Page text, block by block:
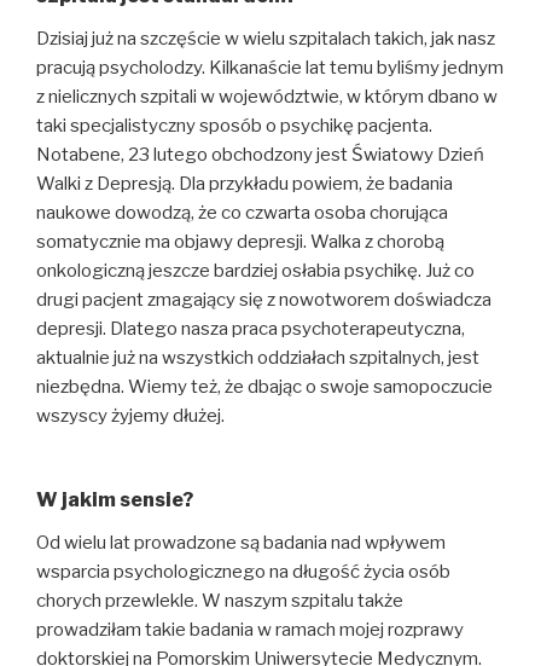
Dzisiaj już na szczęście w wielu szpitalach takich, jak nasz
pracują psycholodzy. Kilkanaście lat temu byliśmy jednym
z nielicznych szpitali w województwie, w którym dbano w
taki specjalistyczny sposób o psychikę pacjenta.
Notabene, 23 lutego obchodzony jest Światowy Dzień
Walki z Depresją. Dla przykładu powiem, że badania
naukowe dowodzą, że co czwarta osoba chorująca
somatycznie ma objawy depresji. Walka z chorobą
onkologiczną jeszcze bardziej osłabia psychikę. Już co
drugi pacjent zmagający się z nowotworem doświadcza
depresji. Dlatego nasza praca psychoterapeutyczna,
aktualnie już na wszystkich oddziałach szpitalnych, jest
niezbędna. Wiemy też, że dbając o swoje samopoczucie
wszyscy żyjemy dłużej.
W jakim sensie?
Od wielu lat prowadzone są badania nad wpływem
wsparcia psychologicznego na długość życia osób
chorych przewlekle. W naszym szpitalu także
prowadziłam takie badania w ramach mojej rozprawy
doktorskiej na Pomorskim Uniwersytecie Medycznym.